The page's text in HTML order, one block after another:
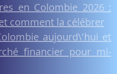
en Colombie 2026 :
comment la célébrer
aujourd\'hui et
financier pour mi-